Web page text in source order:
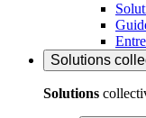
Solutions
Solutions